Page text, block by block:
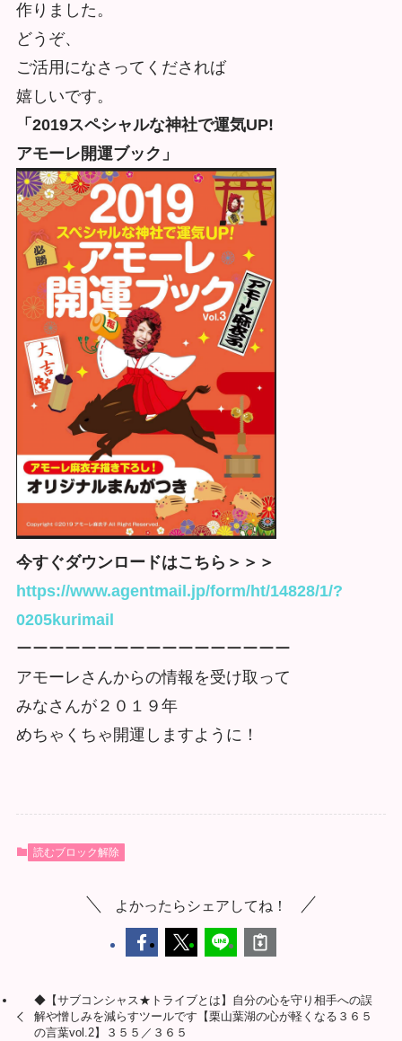
作りました。
どうぞ、
ご活用になさってくだされば
嬉しいです。
「2019スペシャルな神社で運気UP!
アモーレ開運ブック」
今すぐダウンロードはこちら＞＞＞
https://www.agentmail.jp/form/ht/14828/1/?
0205kurimail
ーーーーーーーーーーーーーーーーー
アモーレさんからの情報を受け取って
みなさんが２０１９年
めちゃくちゃ開運しますように！
読むブロック解除
よかったらシェアしてね！
◆【サブコンシャス★トライブとは】自分の心を守り相手への誤
解や憎しみを減らすツールです【栗山葉湖の心が軽くなる３６５
の言葉vol.2】３５５／３６５